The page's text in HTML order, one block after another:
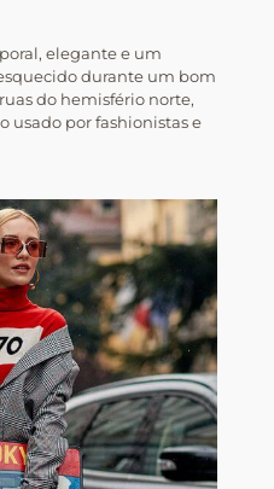
elegante e um
durante um bom
do hemisfério norte,
usado por fashionistas e